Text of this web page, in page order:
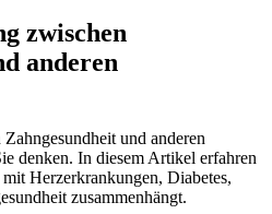
zwischen
anderen
und anderen
denken. In diesem Artikel erfahren
Herzerkrankungen, Diabetes,
zusammenhängt.